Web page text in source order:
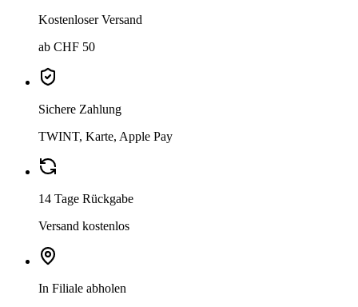
Kostenloser Versand
ab CHF 50
Sichere Zahlung
TWINT, Karte, Apple Pay
14 Tage Rückgabe
Versand kostenlos
In Filiale abholen